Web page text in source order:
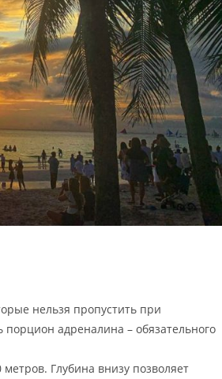
нельзя пропустить при
адреналина – обязательного
Глубина внизу позволяет